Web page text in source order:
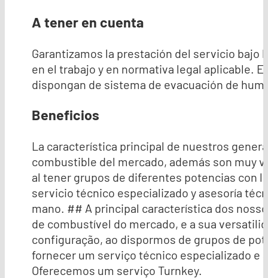
A tener en cuenta
Garantizamos la prestación del servicio
en el trabajo y en normativa legal aplicable.
dispongan de sistema de evacuación de
Beneficios
La característica principal de nuestros
combustible del mercado, además son muy
al tener grupos de diferentes potencias con
servicio técnico especializado y asesoría
mano. ## A principal característica dos
de combustível do mercado, e a sua
configuração, ao dispormos de grupos de
fornecer um serviço técnico especializado e
Oferecemos um serviço Turnkey.